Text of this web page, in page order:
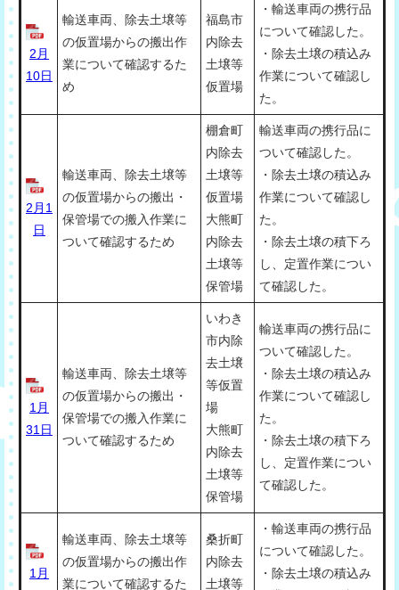
2月
10日
輸送車両、除去土壌等
の仮置場からの搬出作
業について確認するた
め
福島市
内除去
土壌等
仮置場
・輸送車両の携行品
について確認した。
・除去土壌の積込み
作業について確認し
た。
2月1
日
輸送車両、除去土壌等
の仮置場からの搬出・
保管場での搬入作業に
ついて確認するため
棚倉町
内除去
土壌等
仮置場
大熊町
内除去
土壌等
保管場
輸送車両の携行品に
ついて確認した。
・除去土壌の積込み
作業について確認し
た。
・除去土壌の積下ろ
し、定置作業につい
て確認した。
1月
31日
輸送車両、除去土壌等
の仮置場からの搬出・
保管場での搬入作業に
ついて確認するため
いわき
市内除
去土壌
等仮置
場
大熊町
内除去
土壌等
保管場
輸送車両の携行品に
ついて確認した。
・除去土壌の積込み
作業について確認し
た。
・除去土壌の積下ろ
し、定置作業につい
て確認した。
1月
輸送車両、除去土壌等
の仮置場からの搬出作
業について確認するた
桑折町
内除去
土壌等
・輸送車両の携行品
について確認した。
・除去土壌の積込み